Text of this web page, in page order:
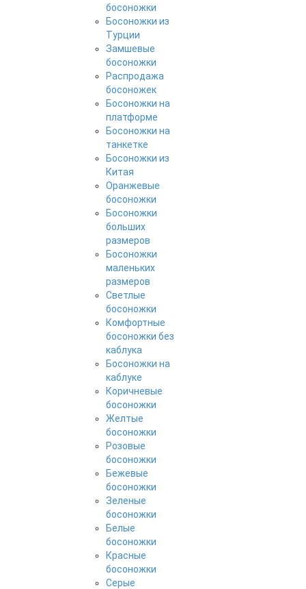
босоножки
Босоножки из
Турции
Замшевые
босоножки
Распродажа
босоножек
Босоножки на
платформе
Босоножки на
танкетке
Босоножки из
Китая
Оранжевые
босоножки
Босоножки
больших
размеров
Босоножки
маленьких
размеров
Светлые
босоножки
Комфортные
босоножки без
каблука
Босоножки на
каблуке
Коричневые
босоножки
Желтые
босоножки
Розовые
босоножки
Бежевые
босоножки
Зеленые
босоножки
Белые
босоножки
Красные
босоножки
Серые